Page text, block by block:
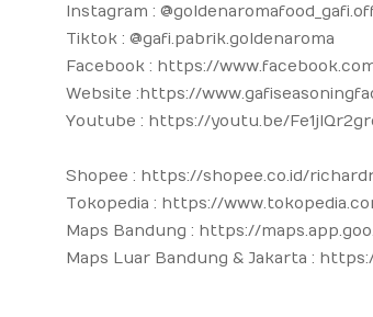
Instagram :
Tiktok : @gafi.pabrik.goldenaroma
Facebook : https://
Website :https://
Youtube : https://youtu.be/
Shopee : https://shopee.co.id/
Tokopedia : https://
Maps Bandung : https://
Maps Luar Bandung & Jakarta :